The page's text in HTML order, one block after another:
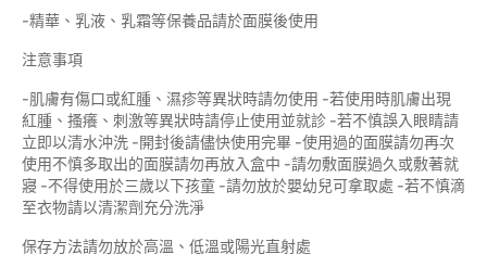
-精華、乳液、乳霜等保養品請於面膜後使用
注意事項
-肌膚有傷口或紅腫、濕疹等異狀時請勿使用 -若使用時肌膚出現
紅腫、搔癢、刺激等異狀時請停止使用並就診 -若不慎誤入眼睛請
立即以清水沖洗 -開封後請儘快使用完畢 -使用過的面膜請勿再次
使用不慎多取出的面膜請勿再放入盒中 -請勿敷面膜過久或敷著就
寢 -不得使用於三歲以下孩童 -請勿放於嬰幼兒可拿取處 -若不慎滴
至衣物請以清潔劑充分洗淨
保存方法請勿放於高溫、低溫或陽光直射處